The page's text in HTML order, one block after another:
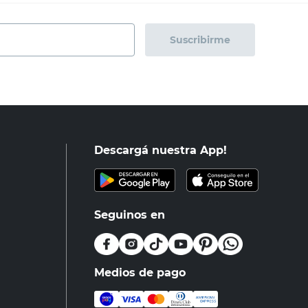
Suscribirme
Descargá nuestra App!
Seguinos en
Medios de pago